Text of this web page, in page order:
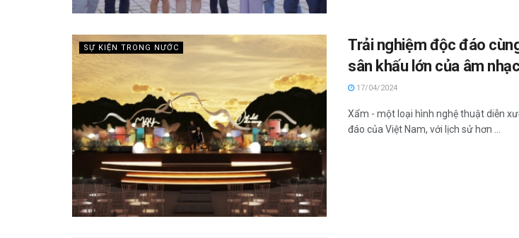
SỰ KIỆN TRONG NƯỚC
Trải nghiệm độc đáo
sân khấu lớn của âm
17/04/2024
Xẩm - một loại hình nghệ thuật diễn
đáo của Việt Nam, với lịch sử hơn ...